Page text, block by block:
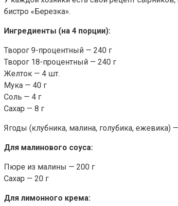
бистро «Березка».
Ингредиенты (на 4 порции):
Творог 9-процентный — 240 г
Творог 18-процентный — 240 г
Желток — 4 шт.
Мука — 40 г
Соль — 4 г
Сахар — 8 г
Ягоды (клубника, малина, голубика, ежевика)
Для малинового соуса:
Пюре из малины — 200 г
Сахар — 20 г
Для лимонного крема: